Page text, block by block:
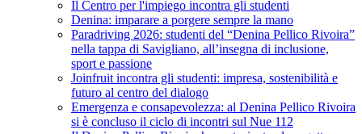
Il Centro per l'impiego incontra gli studenti
Denina: imparare a porgere sempre la mano
Paradriving 2026: studenti del “Denina Pellico Rivoira”
nella tappa di Savigliano, all’insegna di inclusione,
sport e passione
Joinfruit incontra gli studenti: impresa, sostenibilità e
futuro al centro del dialogo
Emergenza e consapevolezza: al Denina Pellico Rivoira
si è concluso il ciclo di incontri sul Nue 112